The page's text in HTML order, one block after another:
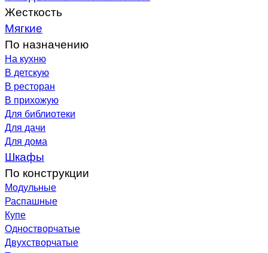
Жесткость
Мягкие
По назначению
На кухню
В детскую
В ресторан
В прихожую
Для библиотеки
Для дачи
Для дома
Шкафы
По конструкции
Модульные
Распашные
Купе
Одностворчатые
Двухстворчатые